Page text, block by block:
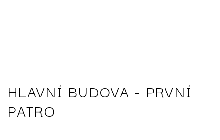
HLAVNÍ BUDOVA - PRVNÍ
PATRO